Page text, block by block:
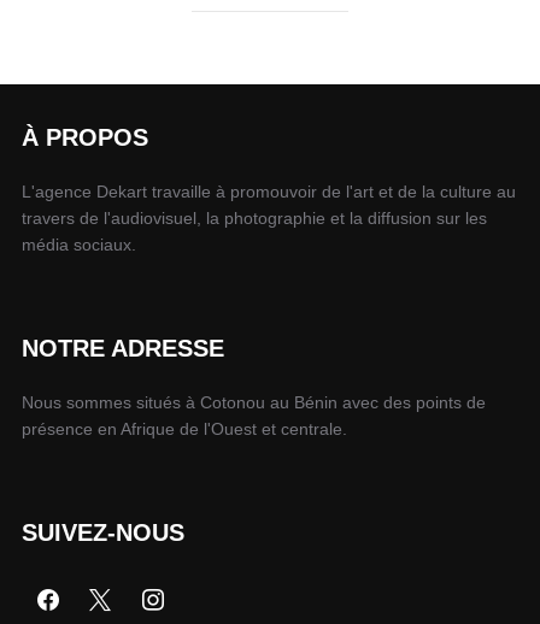
À PROPOS
L'agence Dekart travaille à promouvoir de l'art et de la culture au
travers de l'audiovisuel, la photographie et la diffusion sur les
média sociaux.
NOTRE ADRESSE
Nous sommes situés à Cotonou au Bénin avec des points de
présence en Afrique de l'Ouest et centrale.
SUIVEZ-NOUS